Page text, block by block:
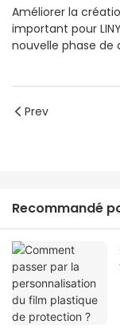
Améliorer la
important pour
nouvelle phase
Prev
Recommandé